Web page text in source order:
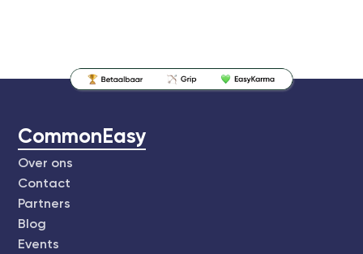
CommonEasy
Over ons
Contact
Partners
Blog
Events